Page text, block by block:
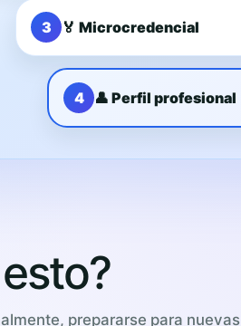
3 🏅 Microcredencial
4 👤 Perfil profesional
prepararse para nuevas